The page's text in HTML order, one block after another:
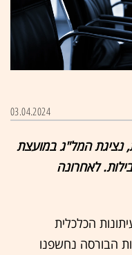
03.04.2024
נציגת המל"ג במועצת
לאחרונה
הכלכלית
הבורסה נחשפנו